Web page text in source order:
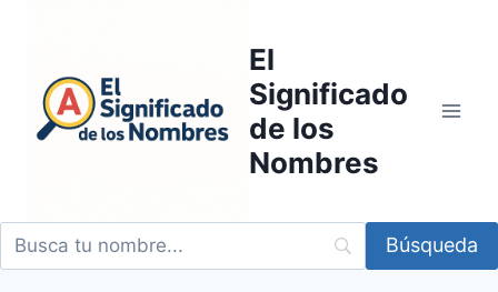
contenido
El
Significado
de los
Nombres